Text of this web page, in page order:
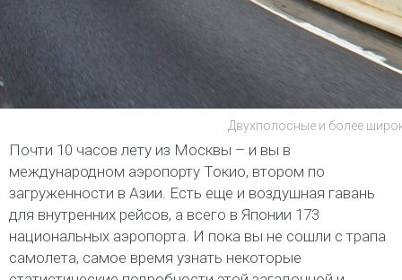
Двухполосные и более
Почти 10 часов лету из Москвы – и вы в
международном аэропорту Токио, втором по
загруженности в Азии. Есть еще и воздушная гавань
для внутренних рейсов, а всего в Японии 173
национальных аэропорта. И пока вы не сошли с трапа
самолета, самое время узнать некоторые